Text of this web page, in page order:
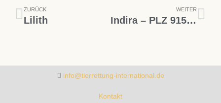
Zurück
ZURÜCK
Lilith
WEITER
Indira – PLZ 91587
info@tierrettung-international.de
Kontakt